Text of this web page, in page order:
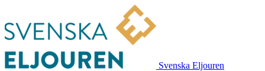
Svenska Eljouren